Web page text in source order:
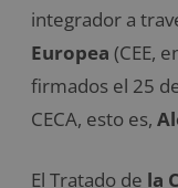
integrador a
Europea (CEE,
firmados el 25
CECA, esto es,
El Tratado de la